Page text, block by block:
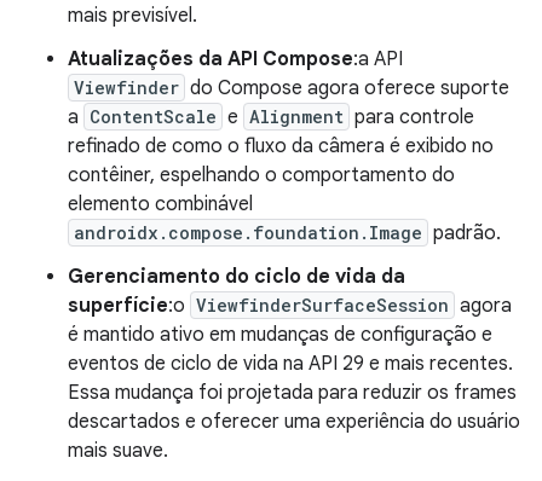
mais previsível.
Atualizações da API Compose:a API
Viewfinder do Compose agora oferece suporte
a ContentScale e Alignment para controle
refinado de como o fluxo da câmera é exibido no
contêiner, espelhando o comportamento do
elemento combinável
androidx.compose.foundation.Image padrão.
Gerenciamento do ciclo de vida da
superfície:o ViewfinderSurfaceSession agora
é mantido ativo em mudanças de configuração e
eventos de ciclo de vida na API 29 e mais recentes.
Essa mudança foi projetada para reduzir os frames
descartados e oferecer uma experiência do usuário
mais suave.